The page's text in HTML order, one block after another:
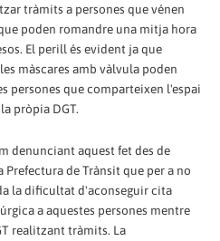
tràmits a persones que vénen
poden romandre una mitja hora
El perill és evident ja que
màscares amb vàlvula poden
persones que comparteixen l'espai
pròpia DGT.
denunciant aquest fet des de
de Trànsit que per a no
la dificultat d'aconseguir cita
a aquestes persones mentre
realitzant tràmits. La